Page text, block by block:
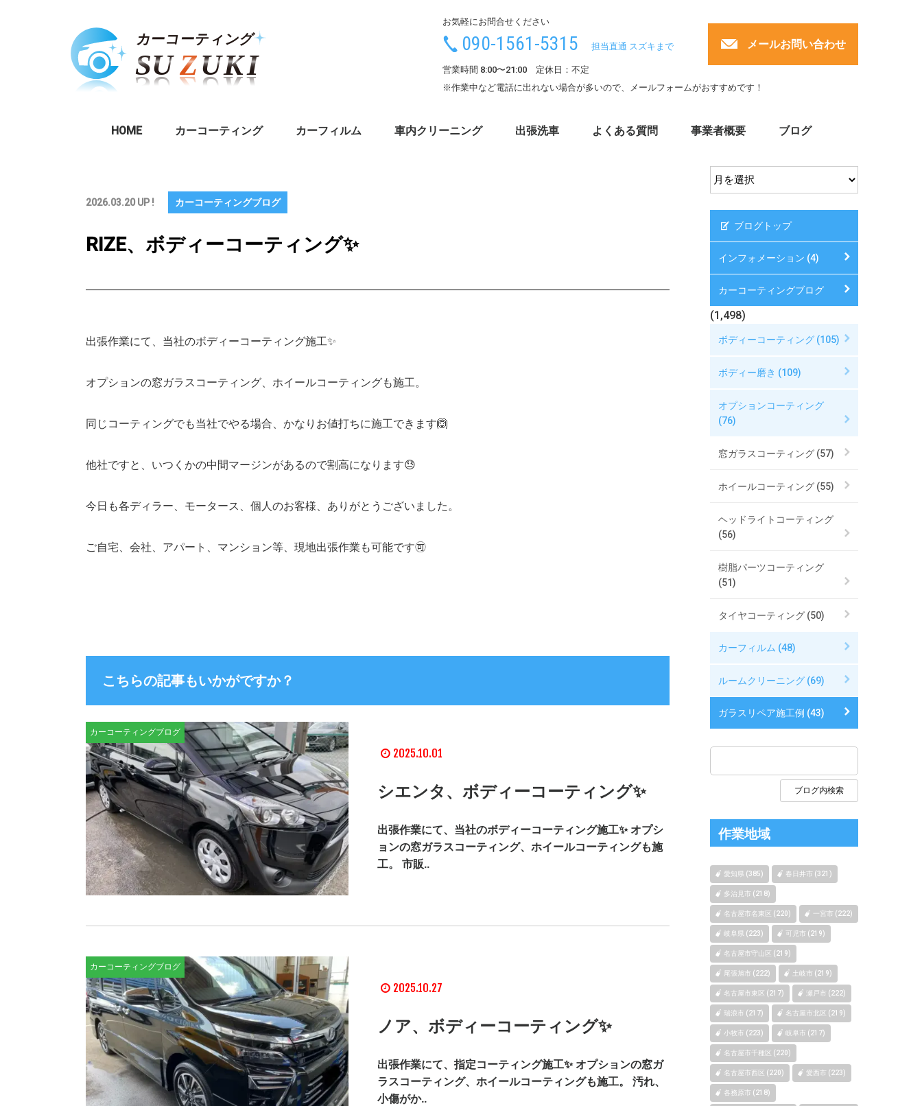
お気軽にお問合せください
090-1561-5315 担当直通 スズキまで
営業時間 8:00〜21:00 定休日：不定
メールお問い合わせ
※作業中など電話に出れない場合が多いので、メールフォームがおすすめです！
HOME カーコーティング カーフィルム 車内クリーニング 出張洗車 よくある質問 事業者概要 ブログ
2026.03.20 UP ! カーコーティングブログ
RIZE、ボディーコーティング✨
出張作業にて、当社のボディーコーティング施工✨
オプションの窓ガラスコーティング、ホイールコーティングも施工。
同じコーティングでも当社でやる場合、かなりお値打ちに施工できます🙆
他社ですと、いつくかの中間マージンがあるので割高になります😓
今日も各ディラー、モータース、個人のお客様、ありがとうございました。
ご自宅、会社、アパート、マンション等、現地出張作業も可能です🉑
こちらの記事もいかがですか？
カーコーティングブログ
2025.10.01
シエンタ、ボディーコーティング✨
出張作業にて、当社のボディーコーティング施工✨ オプシ
ョンの窓ガラスコーティング、ホイールコーティングも施
工。 市販..
カーコーティングブログ
2025.10.27
ノア、ボディーコーティング✨
出張作業にて、指定コーティング施工✨ オプションの窓ガ
ラスコーティング、ホイールコーティングも施工。 汚れ、
小傷がか..
ブログトップ
インフォメーション (4)
カーコーティングブログ
(1,498)
ボディーコーティング (105)
ボディー磨き (109)
オプションコーティング
(76)
窓ガラスコーティング (57)
ホイールコーティング (55)
ヘッドライトコーティング
(56)
樹脂パーツコーティング
(51)
タイヤコーティング (50)
カーフィルム (48)
ルームクリーニング (69)
ガラスリペア施工例 (43)
作業地域
愛知県 (385) 春日井市 (321)
多治見市 (218)
名古屋市名東区 (220) 一宮市 (222)
岐阜県 (223) 可児市 (219)
名古屋市守山区 (219)
尾張旭市 (222) 土岐市 (219)
名古屋市東区 (217) 瀬戸市 (222)
瑞浪市 (217) 名古屋市北区 (219)
小牧市 (223) 岐阜市 (217)
名古屋市千種区 (220)
名古屋市西区 (220) 愛西市 (223)
各務原市 (218)